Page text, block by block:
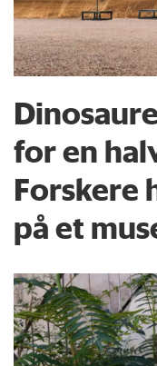
for en
Forskere
på et